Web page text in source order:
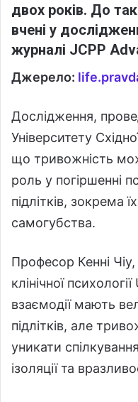
двох років. До
вчені у
журналі JCPP
Джерело:
Дослідження,
Університету
що тривожність
роль у погіршенні
підлітків, зокрема
самогубства.
Професор Кенні
клінічної
взаємодії мають
підлітків, але
уникати
ізоляції та